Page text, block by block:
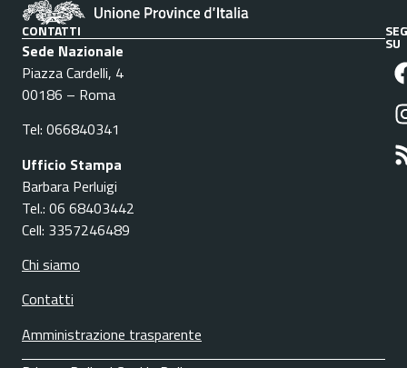
CONTATTI
Sede Nazionale
Piazza Cardelli, 4
00186 – Roma
Tel: 066840341
Ufficio Stampa
Barbara Perluigi
Tel.: 06 68403442
Cell: 3357246489
Chi siamo
Contatti
Amministrazione trasparente
SU